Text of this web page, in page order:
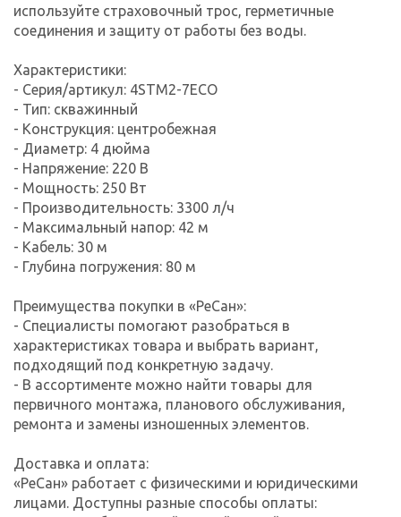
используйте страховочный трос, герметичные
соединения и защиту от работы без воды.
Характеристики:
- Серия/артикул: 4STM2-7ECO
- Тип: скважинный
- Конструкция: центробежная
- Диаметр: 4 дюйма
- Напряжение: 220 В
- Мощность: 250 Вт
- Производительность: 3300 л/ч
- Максимальный напор: 42 м
- Кабель: 30 м
- Глубина погружения: 80 м
Преимущества покупки в «РеСан»:
- Специалисты помогают разобраться в
характеристиках товара и выбрать вариант,
подходящий под конкретную задачу.
- В ассортименте можно найти товары для
первичного монтажа, планового обслуживания,
ремонта и замены изношенных элементов.
Доставка и оплата:
«РеСан» работает с физическими и юридическими
лицами. Доступны разные способы оплаты: